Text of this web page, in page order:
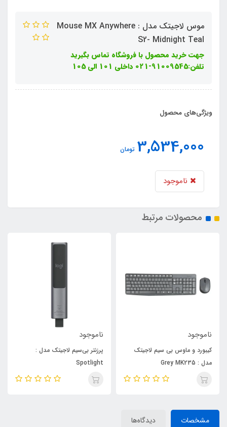
موس لاجیتک مدل : Mouse MX Anywhere
S2- Midnight Teal
جهت خرید محصول با فروشگاه تماس بگیرید
تلفن:91009545-021 داخلی 101 الی 105
ویژگی‌های محصول
3,534,000 تومان
ناموجود
محصولات مرتبط
ناموجود
پرزنتر بی‌سیم لاجیتک مدل :
Spotlight
ناموجود
پرزنتر بی سیم لاجیتک مدل : R800
مشخصات دیدگاه‌ها